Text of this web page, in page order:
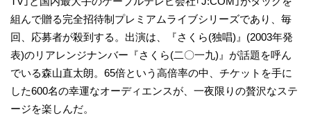
組んで贈る完全招待制プレミアムライブシリーズであり、毎
回、応募者が殺到する。出演は、『さくら(独唱)』(2003年発
表)のリアレンジナンバー『さくら(二〇一九)』が話題を呼ん
でいる森山直太朗。65倍という高倍率の中、チケットを手に
した600名の幸運なオーディエンスが、一夜限りの贅沢なステ
ージを楽しんだ。